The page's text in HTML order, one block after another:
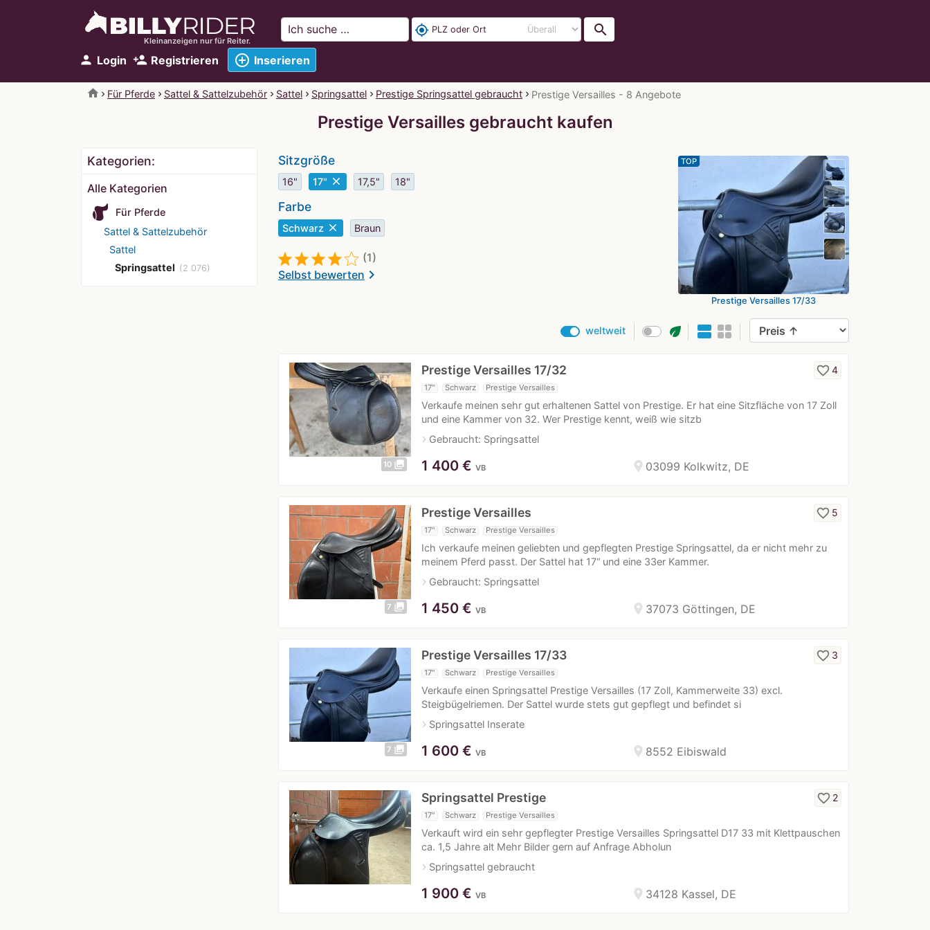
Kleinanzeigen nur für Reiter.
person Login person_add Registrieren add_circle_outline Inserieren
my_location search
home Für Pferde Sattel & Sattelzubehör Sattel Springsattel Prestige Springsattel gebraucht Prestige Versailles - 8 Angebote
Prestige Versailles gebraucht kaufen
Kategorien:
Alle Kategorien
Für Pferde
Sattel & Sattelzubehör
Sattel
Springsattel (2 076)
Sitzgröße
16" 17" close 17,5" 18"
Farbe
Schwarz close Braun
(1)
Selbst bewertenchevron_right
TOP
Prestige Versailles 17/33
weltweit eco
10 photo_library
Prestige Versailles 17/32
17" Schwarz Prestige Versailles
Verkaufe meinen sehr gut erhaltenen Sattel von Prestige. Er hat eine Sitzfläche von 17 Zoll
und eine Kammer von 32. Wer Prestige kennt, weiß wie sitzb
navigate_nextGebraucht: Springsattel
favorite_border4
location_on 03099 Kolkwitz, DE
1 400 € VB
7 photo_library
Prestige Versailles
17" Schwarz Prestige Versailles
Ich verkaufe meinen geliebten und gepflegten Prestige Springsattel, da er nicht mehr zu
meinem Pferd passt. Der Sattel hat 17“ und eine 33er Kammer.
navigate_nextGebraucht: Springsattel
favorite_border 5
location_on 37073 Göttingen, DE
1 450 € VB
7 photo_library
Prestige Versailles 17/33
17" Schwarz Prestige Versailles
Verkaufe einen Springsattel Prestige Versailles (17 Zoll, Kammerweite 33) excl.
Steigbügelriemen. Der Sattel wurde stets gut gepflegt und befindet si
navigate_nextSpringsattel Inserate
favorite_border 3
location_on 8552 Eibiswald
1 600 € VB
Springsattel Prestige
17" Schwarz Prestige Versailles
Verkauft wird ein sehr gepflegter Prestige Versailles Springsattel D17 33 mit Klettpauschen
ca. 1,5 Jahre alt Mehr Bilder gern auf Anfrage Abholun
navigate_nextSpringsattel gebraucht
favorite_border 2
location_on 34128 Kassel, DE
1 900 € VB